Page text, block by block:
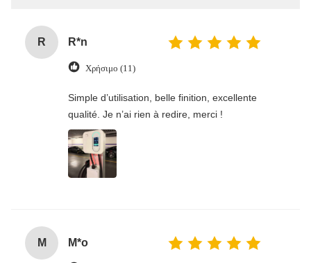
R R*n
Χρήσιμο (11)
Simple d’utilisation, belle finition, excellente
qualité. Je n’ai rien à redire, merci !
M M*o